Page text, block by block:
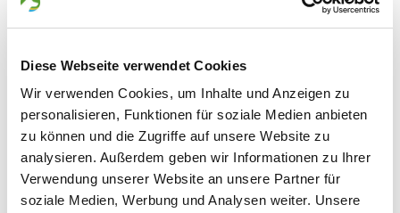
Diese Webseite verwendet Cookies
Wir verwenden Cookies, um Inhalte und Anzeigen zu
personalisieren, Funktionen für soziale Medien anbieten
zu können und die Zugriffe auf unsere Website zu
analysieren. Außerdem geben wir Informationen zu Ihrer
Verwendung unserer Website an unsere Partner für
soziale Medien, Werbung und Analysen weiter. Unsere
Am Romberg
OG - Bad Kissingen e.V.
Details
Kiefernstraße
97688 Bad Kissingen-
Reiterswiesen